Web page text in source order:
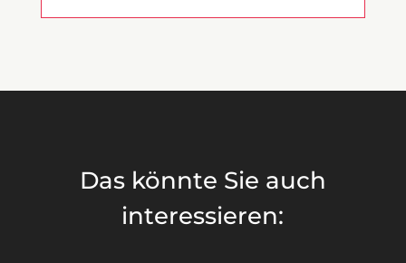
Das könnte Sie auch
interessieren: